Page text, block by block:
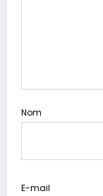
Nom
E-mail